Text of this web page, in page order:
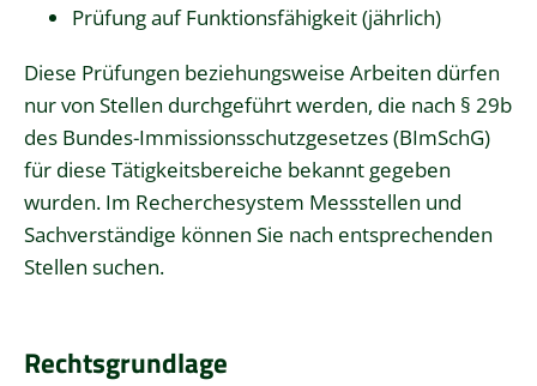
Prüfung auf Funktionsfähigkeit (jährlich)
Diese Prüfungen beziehungsweise Arbeiten dürfen
nur von Stellen durchgeführt werden, die nach § 29b
des Bundes-Immissionsschutzgesetzes (BImSchG)
für diese Tätigkeitsbereiche bekannt gegeben
wurden. Im Recherchesystem Messstellen und
Sachverständige können Sie nach entsprechenden
Stellen suchen.
Rechtsgrundlage